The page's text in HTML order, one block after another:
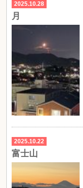
2025.10.28
月
2025.10.22
富士山